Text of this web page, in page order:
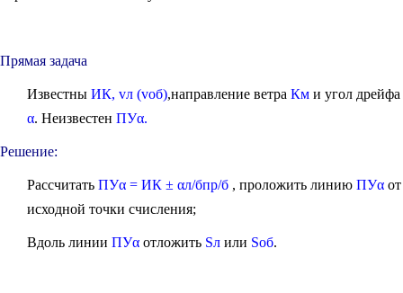
Прямая задача
Известны ИК, vл (vоб),направление ветра Км и угол дрейфа
α. Неизвестен ПУα.
Решение:
Рассчитать ПУα = ИК ± αл/бпр/б , проложить линию ПУα от
исходной точки счисления;
Вдоль линии ПУα отложить Sл или Sоб.